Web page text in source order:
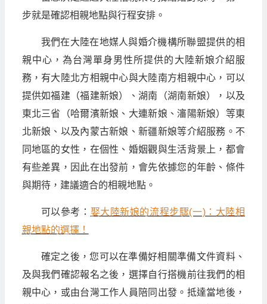
步就是確認相親地點與行程安排。
我們在大陸在地媒人與婚介機構所聯盟提供的相
親中心，為台灣單身男性所提供的大陸新娘介紹服
務，有大陸北方相親中心與大陸南方相親中心，可以
提供如福建（福建新娘）、湖南（湖南新娘），以及
東北三省（哈爾濱新娘、大連新娘、瀋陽新娘）等東
北新娘、以及內蒙古新娘、新疆新娘等介紹服務。不
同地區的女性，在個性、婚姻觀與生活背景上，都會
有些差異，因此在出發前，會先依據您的年齡、條件
與期待，建議適合的相親地點。
可以參考： 娶大陸新娘的流程步驟(一)：大陸相
親地點的選擇！
確定之後，您可以在準備好相關準備文件資料、
及與我們確認報名之後，選擇自行搭機前往我們的相
親中心，或由台灣工作人員陪同出發。抵達當地後，